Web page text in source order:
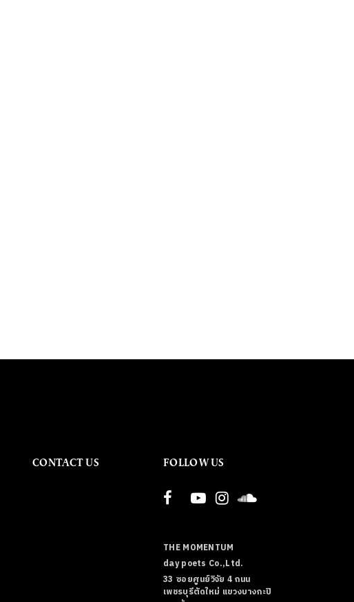
CONTACT US FOLLOW US
THE MOMENTUM
day poets Co.,Ltd.
33 ซอยศูนย์วิจัย 4 ถนน
เพชรบุรีตัดใหม่ แขวงบางกะปิ